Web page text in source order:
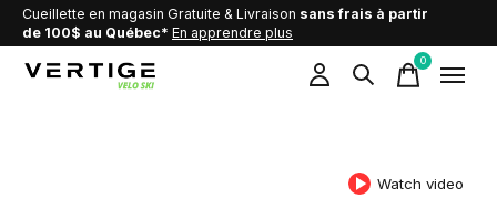
Cueillette en magasin Gratuite & Livraison sans frais à partir
de 100$ au Québec* En apprendre plus
0items
Watch video